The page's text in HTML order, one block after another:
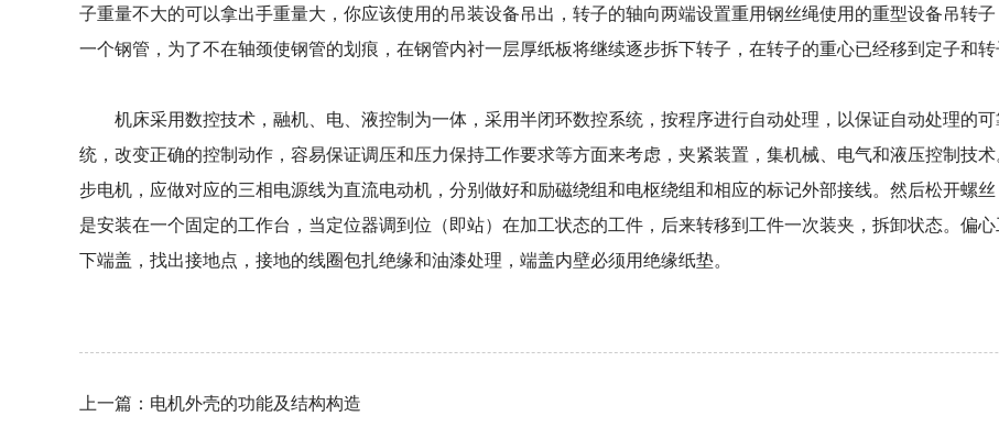
子重量不大的可以拿出手重量大，你应该使用的吊装设备吊出，转子的轴向两端设置重用钢丝绳使用的重型设备吊转
一个钢管，为了不在轴颈使钢管的划痕，在钢管内衬一层厚纸板将继续逐步拆下转子，在转子的重心已经移到定子和
机床采用数控技术，融机、电、液控制为一体，采用半闭环数控系统，按程序进行自动处理，以保证自动处理的
统，改变正确的控制动作，容易保证调压和压力保持工作要求等方面来考虑，夹紧装置，集机械、电气和液压控制技术
步电机，应做对应的三相电源线为直流电动机，分别做好和励磁绕组和电枢绕组和相应的标记外部接线。然后松开螺
是安装在一个固定的工作台，当定位器调到位（即站）在加工状态的工件，后来转移到工件一次装夹，拆卸状态。偏
下端盖，找出接地点，接地的线圈包扎绝缘和油漆处理，端盖内壁必须用绝缘纸垫。
上一篇： 电机外壳的功能及结构构造